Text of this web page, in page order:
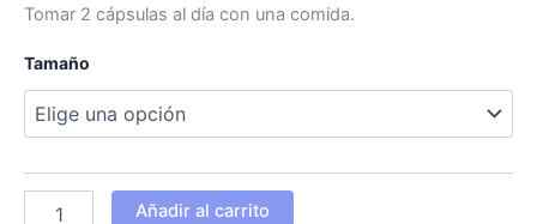
Tomar 2 cápsulas al día con una comida.
Tamaño
Añadir al carrito